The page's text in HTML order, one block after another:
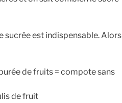
sucrée est indispensable. Alors
de fruits = compote sans
de fruit